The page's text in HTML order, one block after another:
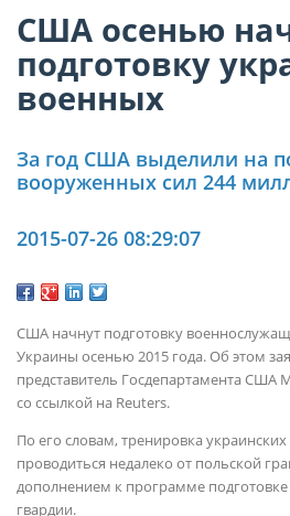
США осенью
подготовку
военных
За год США выделили на
вооруженных сил 244
2015-07-26 08:29:07
США начнут подготовку
Украины осенью 2015 года. Об этом
представитель Госдепартамента США
со ссылкой на Reuters.
По его словам, тренировка
проводиться недалеко от польской
дополнением к программе
гвардии.